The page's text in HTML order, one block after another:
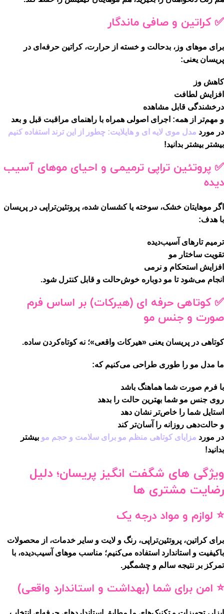
✅ کراتین و صافی ماندگار
برای موهای وز، بدحالت و خسته از حرارت، کراتین حرفه‌ای در
پریسان یعنی:
کاهش وز
افزایش لطافت
درخشندگی قابل مشاهده
و مهم‌تر از همه: اجرای اصولی همراه با راهنمای مراقبت قبل و بعد
در مورد مدل موی لایه ای و هایلایت: چطور از این ترند استفاده کنیم
بیشتر بیشتر بدانید!
✅ پروتئین تراپی ترمیمی و احیای موهای آسیب
دیده
اگر موهایتان خشک، سوخته یا کشسان شده، پروتئین‌تراپی در پریسان
با هدف:
ترمیم تارهای آسیب‌دیده
تقویت ساختار مو
افزایش استحکام و نرمی
انجام می‌شود تا مو دوباره خوش‌حالت و قابل کنترل شود.
✅ کوتاهی حرفه ای (هیرکات) بر اساس فرم
صورت و جنس مو
کوتاهی در پریسان یعنی «هیرکات واقعی»؛ نه کوتاه‌کردن ساده.
ما مدل مو را طوری طراحی می‌کنیم که:
با فرم صورت شما هماهنگ باشد
روی جنس مو شما بهترین حالت را بدهد
استایل شما را خاص‌تر نشان دهد
و حالت‌دهی روزانه را آسان‌تر کند
در مورد مزایای کوتاهی منظم مو برای سلامت و حجم مو بیشتر
بدانید!
ویژگی های شگفت انگیز پریسان؛ دلیل
رضایت مشتری ها
⭐ لوازم و مواد درجه یک
برای کراتین، پروتئین‌تراپی، رنگ و لایت و سایر خدمات، از محصولات
باکیفیت و استاندارد استفاده می‌کنیم؛ مناسب موهای آسیب‌دیده، با
تمرکز بر نتیجه سالم و چشمگیر.
⭐ امن برای شما (بهداشت و استاندارد واقعی)